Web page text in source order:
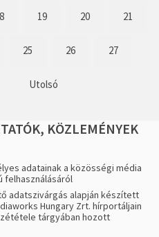
19 20 21
25 26 27
Utolsó
KÖZLEMÉNYEK
adatainak a közösségi média
felhasználásáról
adatszivárgás alapján készített
Hungary Zrt. hírportáljain
tárgyában hozott